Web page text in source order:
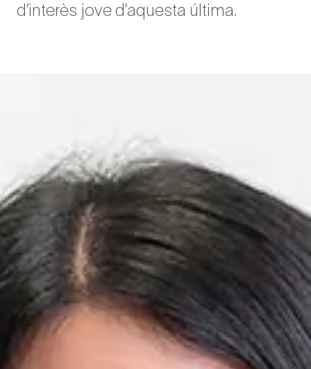
d’interès jove d’aquesta última.